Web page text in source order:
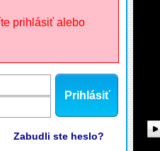
prihlásiť alebo
Prihlásiť
Zabudli ste heslo?